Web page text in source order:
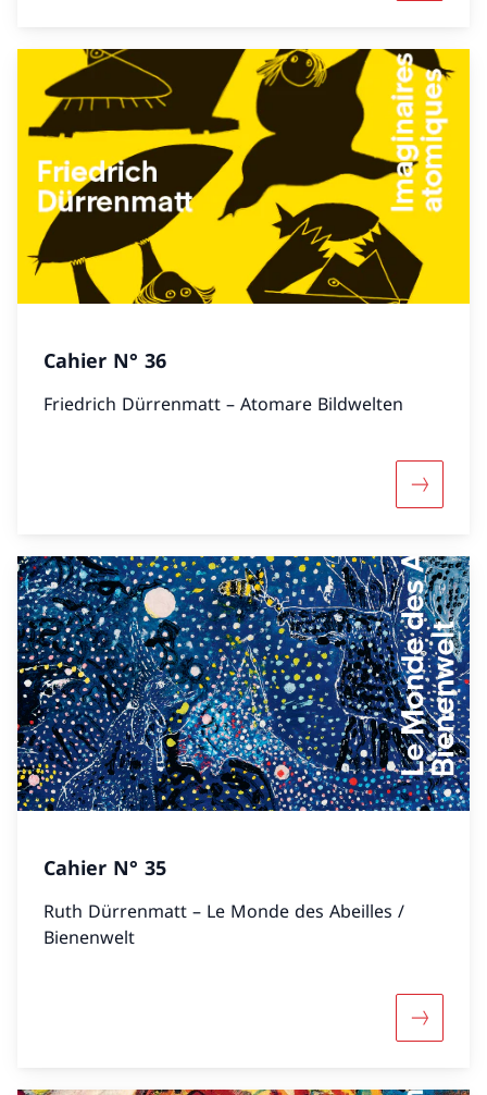
Cahier N° 36
Friedrich Dürrenmatt – Atomare Bildwelten
Mehr
Cahier N° 35
Ruth Dürrenmatt – Le Monde des Abeilles /
Bienenwelt
Mehr